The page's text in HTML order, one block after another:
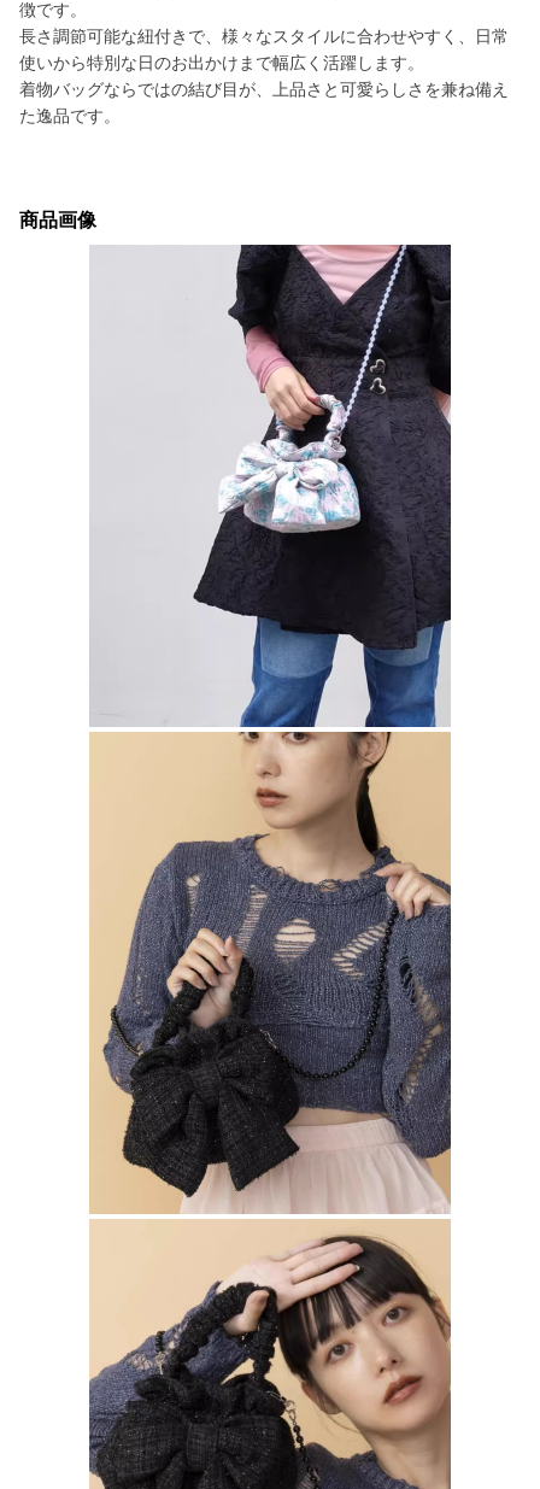
徴です。
長さ調節可能な紐付きで、様々なスタイルに合わせやすく、日常
使いから特別な日のお出かけまで幅広く活躍します。
着物バッグならではの結び目が、上品さと可愛らしさを兼ね備え
た逸品です。
商品画像